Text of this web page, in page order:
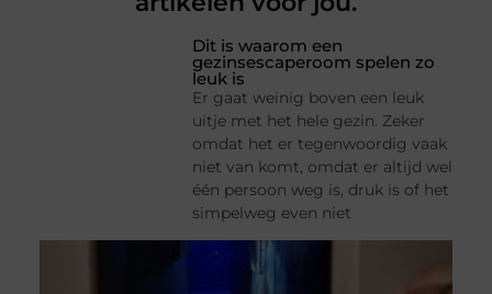
Dit is waarom een
gezinsescaperoom spelen zo
leuk is
Er gaat weinig boven een leuk
uitje met het hele gezin. Zeker
omdat het er tegenwoordig vaak
niet van komt, omdat er altijd wel
één persoon weg is, druk is of het
simpelweg even niet